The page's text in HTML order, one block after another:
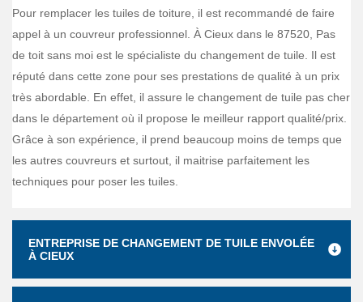
Pour remplacer les tuiles de toiture, il est recommandé de faire
appel à un couvreur professionnel. À Cieux dans le 87520, Pas
de toit sans moi est le spécialiste du changement de tuile. Il est
réputé dans cette zone pour ses prestations de qualité à un prix
très abordable. En effet, il assure le changement de tuile pas cher
dans le département où il propose le meilleur rapport qualité/prix.
Grâce à son expérience, il prend beaucoup moins de temps que
les autres couvreurs et surtout, il maitrise parfaitement les
techniques pour poser les tuiles.
ENTREPRISE DE CHANGEMENT DE TUILE ENVOLÉE
À CIEUX